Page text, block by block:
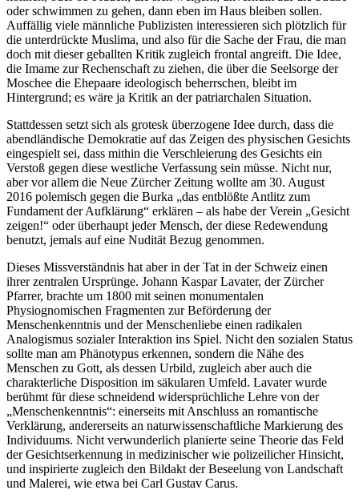
oder schwimmen zu gehen, dann eben im Haus bleiben sollen.
Auffällig viele männliche Publizisten interessieren sich plötzlich für
die unterdrückte Muslima, und also für die Sache der Frau, die man
doch mit dieser geballten Kritik zugleich frontal angreift. Die Idee,
die Imame zur Rechenschaft zu ziehen, die über die Seelsorge der
Moschee die Ehepaare ideologisch beherrschen, bleibt im
Hintergrund; es wäre ja Kritik an der patriarchalen Situation.
Stattdessen setzt sich als grotesk überzogene Idee durch, dass die
abendländische Demokratie auf das Zeigen des physischen Gesichts
eingespielt sei, dass mithin die Verschleierung des Gesichts ein
Verstoß gegen diese westliche Verfassung sein müsse. Nicht nur,
aber vor allem die Neue Zürcher Zeitung wollte am 30. August
2016 polemisch gegen die Burka „das entblößte Antlitz zum
Fundament der Aufklärung“ erklären – als habe der Verein „Gesicht
zeigen!“ oder überhaupt jeder Mensch, der diese Redewendung
benutzt, jemals auf eine Nudität Bezug genommen.
Dieses Missverständnis hat aber in der Tat in der Schweiz einen
ihrer zentralen Ursprünge. Johann Kaspar Lavater, der Zürcher
Pfarrer, brachte um 1800 mit seinen monumentalen
Physiognomischen Fragmenten zur Beförderung der
Menschenkenntnis und der Menschenliebe einen radikalen
Analogismus sozialer Interaktion ins Spiel. Nicht den sozialen Status
sollte man am Phänotypus erkennen, sondern die Nähe des
Menschen zu Gott, als dessen Urbild, zugleich aber auch die
charakterliche Disposition im säkularen Umfeld. Lavater wurde
berühmt für diese schneidend widersprüchliche Lehre von der
„Menschenkenntnis“: einerseits mit Anschluss an romantische
Verklärung, andererseits an naturwissenschaftliche Markierung des
Individuums. Nicht verwunderlich planierte seine Theorie das Feld
der Gesichtserkennung in medizinischer wie polizeilicher Hinsicht,
und inspirierte zugleich den Bildakt der Beseelung von Landschaft
und Malerei, wie etwa bei Carl Gustav Carus.